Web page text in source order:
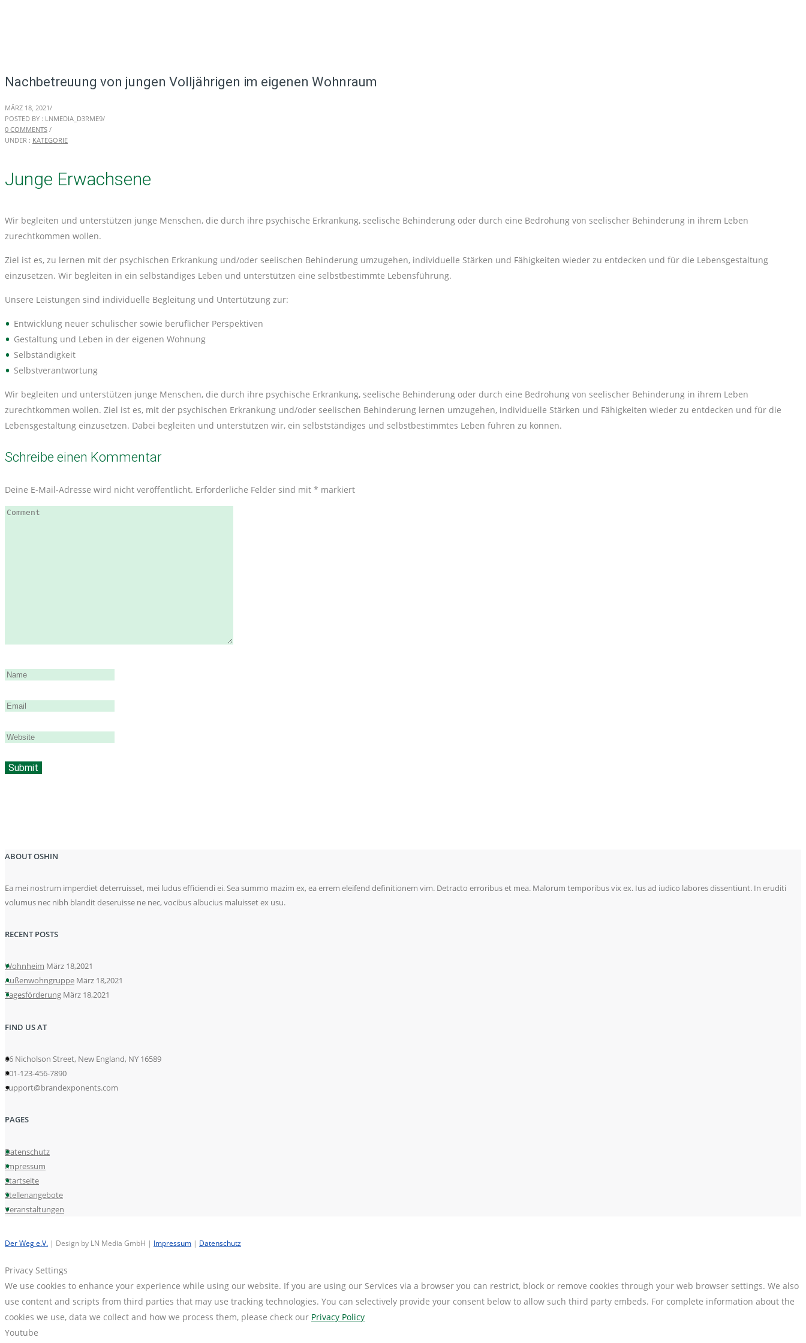
Nachbetreuung von jungen Volljährigen im eigenen Wohnraum
MÄRZ 18, 2021/
POSTED BY : LNMEDIA_D3RME9/
0 COMMENTS /
UNDER : KATEGORIE
Junge Erwachsene
Wir begleiten und unterstützen junge Menschen, die durch ihre psychische Erkrankung, seelische Behinderung oder durch eine Bedrohung von seelischer Behinderung in ihrem Leben
zurechtkommen wollen.
Ziel ist es, zu lernen mit der psychischen Erkrankung und/oder seelischen Behinderung umzugehen, individuelle Stärken und Fähigkeiten wieder zu entdecken und für die Lebensgestaltung
einzusetzen. Wir begleiten in ein selbständiges Leben und unterstützen eine selbstbestimmte Lebensführung.
Unsere Leistungen sind individuelle Begleitung und Untertützung zur:
Entwicklung neuer schulischer sowie beruflicher Perspektiven
Gestaltung und Leben in der eigenen Wohnung
Selbständigkeit
Selbstverantwortung
Wir begleiten und unterstützen junge Menschen, die durch ihre psychische Erkrankung, seelische Behinderung oder durch eine Bedrohung von seelischer Behinderung in ihrem Leben
zurechtkommen wollen. Ziel ist es, mit der psychischen Erkrankung und/oder seelischen Behinderung lernen umzugehen, individuelle Stärken und Fähigkeiten wieder zu entdecken und für die
Lebensgestaltung einzusetzen. Dabei begleiten und unterstützen wir, ein selbstständiges und selbstbestimmtes Leben führen zu können.
Schreibe einen Kommentar
Deine E-Mail-Adresse wird nicht veröffentlicht. Erforderliche Felder sind mit * markiert
ABOUT OSHIN
Ea mei nostrum imperdiet deterruisset, mei ludus efficiendi ei. Sea summo mazim ex, ea errem eleifend definitionem vim. Detracto erroribus et mea. Malorum temporibus vix ex. Ius ad iudico labores dissentiunt. In eruditi
volumus nec nibh blandit deseruisse ne nec, vocibus albucius maluisset ex usu.
RECENT POSTS
Wohnheim März 18,2021
Außenwohngruppe März 18,2021
Tagesförderung März 18,2021
FIND US AT
66 Nicholson Street, New England, NY 16589
001-123-456-7890
support@brandexponents.com
PAGES
Datenschutz
Impressum
Startseite
Stellenangebote
Veranstaltungen
Der Weg e.V. | Design by LN Media GmbH | Impressum | Datenschutz
Privacy Settings
We use cookies to enhance your experience while using our website. If you are using our Services via a browser you can restrict, block or remove cookies through your web browser settings. We also
use content and scripts from third parties that may use tracking technologies. You can selectively provide your consent below to allow such third party embeds. For complete information about the
cookies we use, data we collect and how we process them, please check our Privacy Policy
Youtube